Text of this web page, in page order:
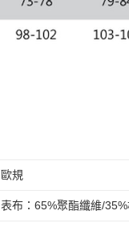
歐規
表布：65%聚酯纖維/